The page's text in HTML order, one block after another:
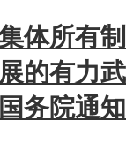
体所有
的有力
务院通